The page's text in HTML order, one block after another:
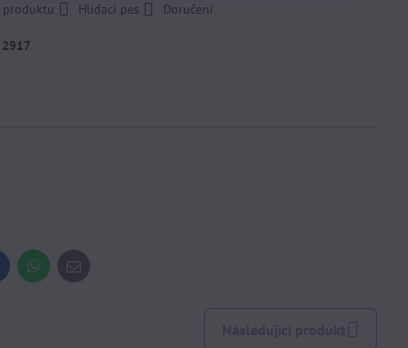
produktu Hlídací pes Doručení
2917
WhatsApp
E-
mail